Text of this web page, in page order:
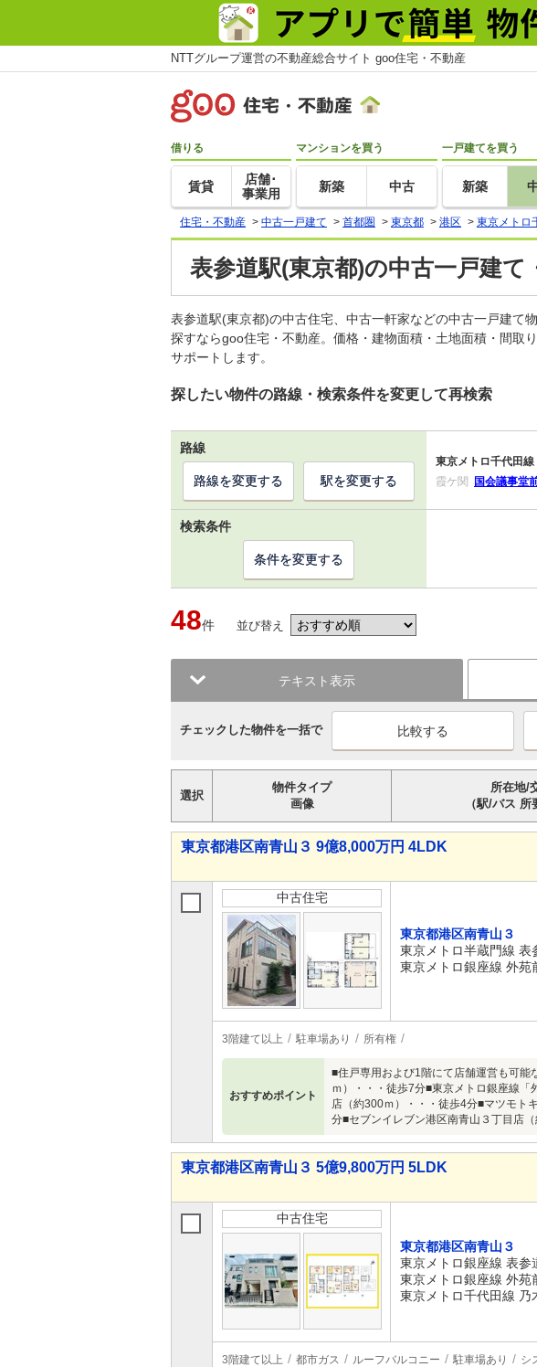
NTTグループ運営の不動産総合サイト goo住宅・不動産
借りる
賃貸
店舗･
事業用
マンションを買う
新築 中古
一戸建てを買う
新築
住宅・不動産 > 中古一戸建て > 首都圏 > 東京都 > 港区 > 東京メトロ
表参道駅(東京都)の中古一戸建て
表参道駅(東京都)の中古住宅、中古一軒家などの中古一戸建て
探すならgoo住宅・不動産。価格・建物面積・土地面積・間取
サポートします。
探したい物件の路線・検索条件を変更して再検索
路線
東京メトロ千代田線
霞ケ関
国会議事堂
路線を変更する 駅を変更する
検索条件
条件を変更する
48件 並び替え
テキスト表示
チェックした物件を一括で
選択
物件タイプ
画像
所在地/
（駅/バス 所
東京都港区南青山３ 9億8,000万円 4LDK
中古住宅
東京都港区南青山３
東京メトロ半蔵門線 表
東京メトロ銀座線 外苑
3階建て以上 駐車場あり 所有権
おすすめポイント
■住戸専用および1階にて店舗運営も可
ｍ）・・・徒歩7分■東京メトロ銀座線
店（約300ｍ）・・・徒歩4分■マツモト
分■セブンイレブン港区南青山３丁目店
東京都港区南青山３ 5億9,800万円 5LDK
中古住宅
東京都港区南青山３
東京メトロ銀座線 表参
東京メトロ銀座線 外苑
東京メトロ千代田線 乃
3階建て以上 都市ガス ルーフバルコニー 駐車場あり シ